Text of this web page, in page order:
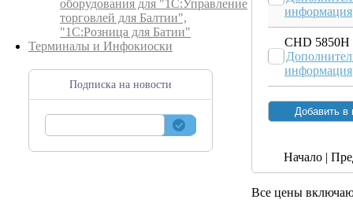
оборудования для "1С:Управление
торговлей для Балтии",
"1С:Розница для Батии"
Терминалы и Инфокиоски
Подписка на новости
информация
CHD 5850H
информация
Начало |
Все цены